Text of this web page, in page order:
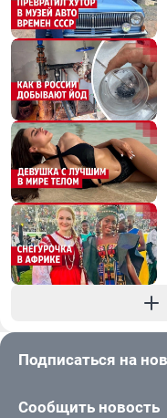
Подписаться на
Сообщить новость